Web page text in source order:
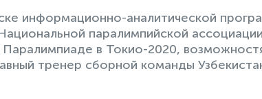
информационно-аналитической
паралимпийской
в Токио-2020,
тренер сборной команды